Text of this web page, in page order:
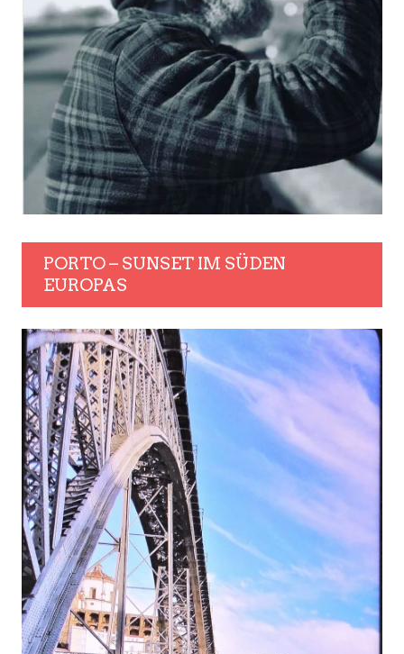
PORTO – SUNSET IM SÜDEN
EUROPAS